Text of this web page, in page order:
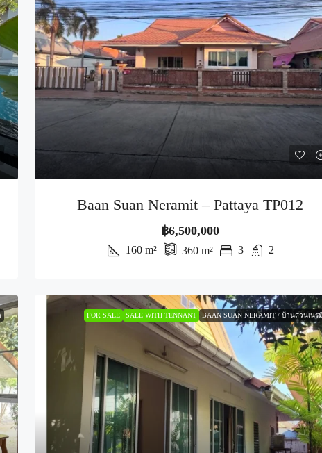
Baan Suan Neramit – Pattaya TP012
฿6,500,000
160 m² 360m² 3 2
FOR SALE SALE WITH TENNANT BAAN SUAN NERAMIT / บ้านสวนเนร